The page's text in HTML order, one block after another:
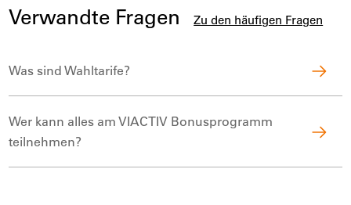
Verwandte Fragen Zu den häufigen Fragen
Was sind Wahltarife?
Wer kann alles am VIACTIV Bonusprogramm
teilnehmen?